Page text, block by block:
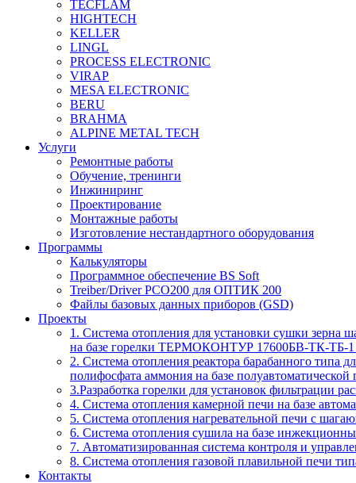
TECFLAM
HIGHTECH
KELLER
LINGL
PROCESS ELECTRONIC
VIRAP
MESA ELECTRONIC
BERU
BRAHMA
ALPINE METAL TECH
Услуги
Ремонтные работы
Обучение, тренинги
Инжиниринг
Проектирование
Монтажные работы
Изготовление нестандартного оборудования
Программы
Калькуляторы
Программное обеспечение BS Soft
Treiber/Driver PCO200 для ОПТИК 200
Файлы базовых данных приборов (GSD)
Проекты
1. Система отопления для установки сушки зерна
на базе горелки ТЕРМОКОНТУР 17600БВ-ТК-ТБ-1
2. Система отопления реактора барабанного типа
полифосфата аммония на базе
3.Разработка горелки для установок фильтрации
4. Система отопления камерной печи на базе
5. Система отопления нагревательной печи с
6. Система отопления сушила на базе
7. Автоматизированная система контроля и
8. Система отопления газовой плавильной печи
Контакты